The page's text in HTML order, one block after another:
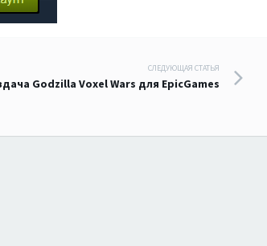
СЛЕДУЮЩАЯ СТАТЬЯ
Godzilla Voxel Wars для EpicGames